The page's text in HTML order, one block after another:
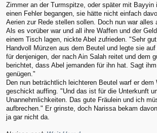
Zimmer an der Turmspitze, oder später mit Bayyin
einen Fehler begangen, sie hätte nicht einfach
Aerien zur Rede stellen sollen. Doch nun war alles
Als es vorüber war und all ihre Waffen und der
einem Tisch lagen, nickte Abel zufrieden. "Sehr
Handvoll Münzen aus dem Beutel und legte sie
für denjenigen, der nach Ain Salah reitet und dem
berichtet, dass Abel jemanden für ihn hat. Sagt
genügen."
Den nun beträchtlich leichteren Beutel warf er dem
geschickt auffing. "Und das ist für die Unterkunft
Unannehmlichkeiten. Das gute Fräulein und ich
aufbrechen." Er grinste, doch Narissa bekam
ja gar nicht da.